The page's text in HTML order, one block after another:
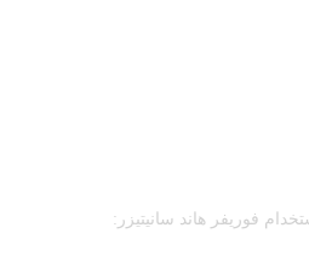
فوريفر هاند سانيتيزر: